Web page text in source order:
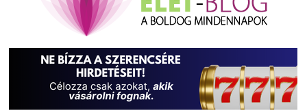
Különleges tömörfa ládák Indiából